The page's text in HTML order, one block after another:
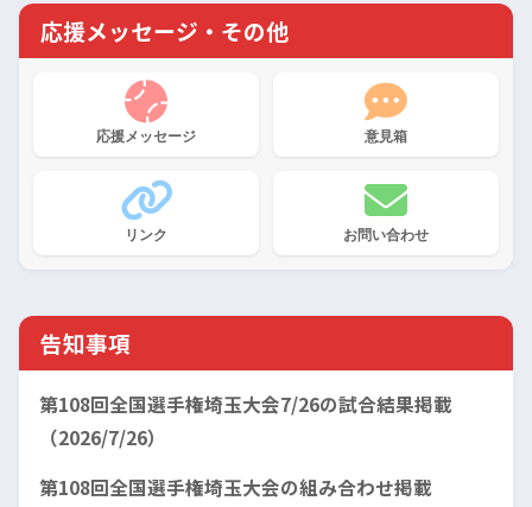
応援メッセージ・その他
応援メッセージ 意見箱
リンク お問い合わせ
告知事項
第108回全国選手権埼玉大会7/26の試合結果掲載
（2026/7/26）
第108回全国選手権埼玉大会の組み合わせ掲載